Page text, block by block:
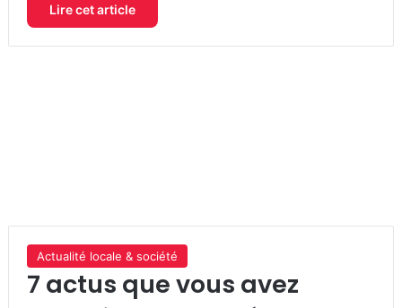
Lire cet article
Actualité locale & société
7 actus que vous avez